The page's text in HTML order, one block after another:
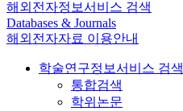
해외전자정보서비스 검색
Databases & Journals
해외전자자료 이용안내
학술연구정보서비스 검색
통합검색
학위논문